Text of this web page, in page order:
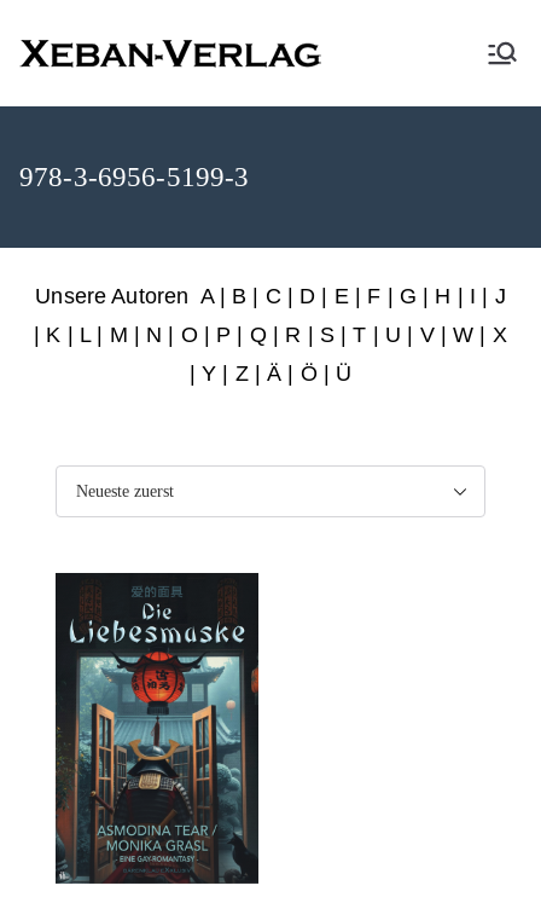
XEBAN-Verlag
978-3-6956-5199-3
Unsere Autoren A| B C D E| F G H I
J
K L| M N O P Q| R S |T U V|W
X
Y Z|Ä | Ö | Ü